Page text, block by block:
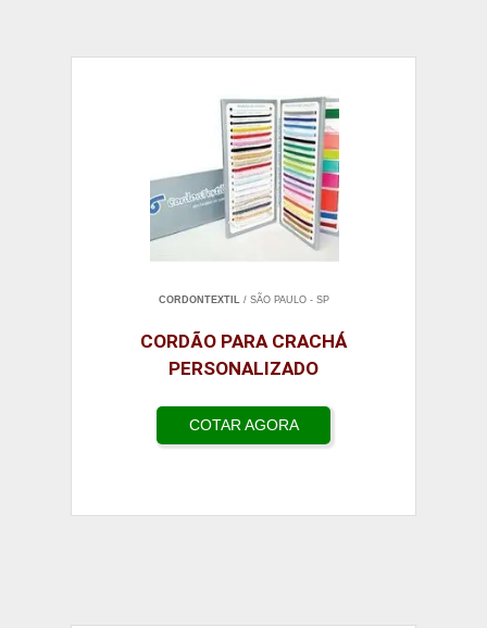
CORDONTEXTIL/ SÃO PAULO - SP
CORDÃO PARA CRACHÁ
PERSONALIZADO
COTAR AGORA